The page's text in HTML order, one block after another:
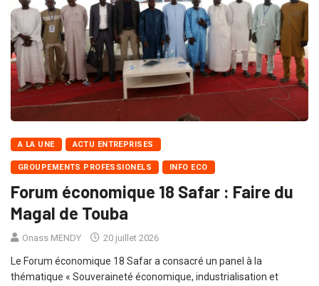
A LA UNE ACTU ENTREPRISES
GROUPEMENTS PROFESSIONELS INFO ECO
Forum économique 18 Safar : Faire du
Magal de Touba
Onass MENDY 20 juillet 2026
Le Forum économique 18 Safar a consacré un panel à la
thématique « Souveraineté économique, industrialisation et